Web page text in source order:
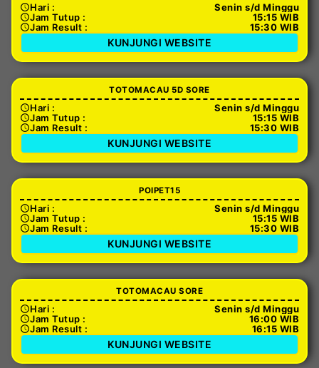
Hari :
Senin s/d Minggu
Jam Tutup :
15:15 WIB
Jam Result :
15:30 WIB
KUNJUNGI WEBSITE
TOTOMACAU 5D SORE
Hari :
Senin s/d Minggu
Jam Tutup :
15:15 WIB
Jam Result :
15:30 WIB
KUNJUNGI WEBSITE
POIPET15
Hari :
Senin s/d Minggu
Jam Tutup :
15:15 WIB
Jam Result :
15:30 WIB
KUNJUNGI WEBSITE
TOTOMACAU SORE
Hari :
Senin s/d Minggu
Jam Tutup :
16:00 WIB
Jam Result :
16:15 WIB
KUNJUNGI WEBSITE